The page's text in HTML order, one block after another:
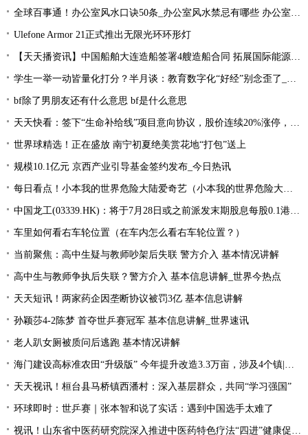
全球百事通！办公室风水口诀50条_办公室风水禁忌有哪些 办公室风水禁忌大全
Ulefone Armor 21正式推出无限光环环形灯
【天天播资讯】中国船舶大连造船签署4艘造船合同 拓展国际能源运输领域合作
学生一举一动皆量化打分？半月谈：教育数字化“好经”别念歪了_环球今亮点
bf除了男朋友还有什么意思 bf是什么意思
天天快看：签下“生命补给线”项目意向协议，股价连续20%涨停，这家公司获机构扎堆关注
世界球精选！正在盛放 南宁初夏绝美赏花地“打包”送上
规模10.1亿元 京西产业引导基金签约发布_今日热讯
每日看点！小本我的世界危险大陆爱奇艺（小本我的世界危险大陆）
中国龙工(03339.HK)：将于7月28日或之前派发末期股息每股0.1港元-世界微资讯
车里如何看右车轮位置（在车内怎么看右车轮位置？）
当前聚焦：高中生疑与教师吵架后失联 警方介入 基本情况讲解
高中生与教师争执后失联？警方介入 基本信息讲解_世界今热点
天天短讯！两家药企因垄断协议被罚3亿 基本信息讲解
孙颖莎4-2陈梦 首夺世乒赛冠军 基本信息讲解_世界速讯
老人趴女厕被质问后逃跑 基本情况讲解
海门建设高标准农田“升级版” 今年提升改造3.3万亩，涉及4个镇|每日速读
天天视讯！桓台县马桥镇西潘村：深入基层群众，共同“学习强国”
环球即时：世乒赛｜张本智和说了实话：遇到中国选手太难了
视讯！山东省中医药研究院深入推进中医药特色疗法“四进”健康促进行动